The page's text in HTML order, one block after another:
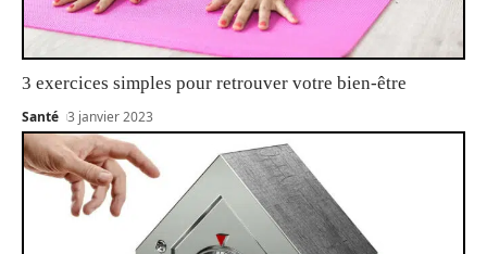
3 exercices simples pour retrouver votre bien-être
Santé 3 janvier 2023